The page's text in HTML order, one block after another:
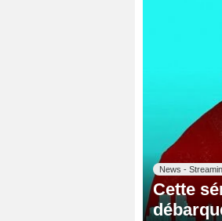
News -
Cette